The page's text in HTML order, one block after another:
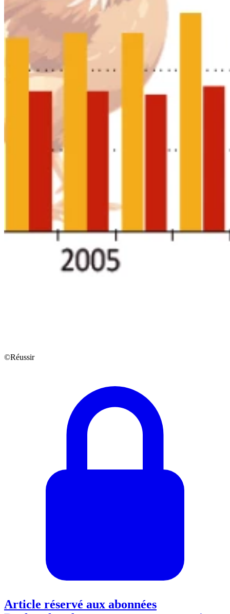
©Réussir
Article réservé aux abonnées